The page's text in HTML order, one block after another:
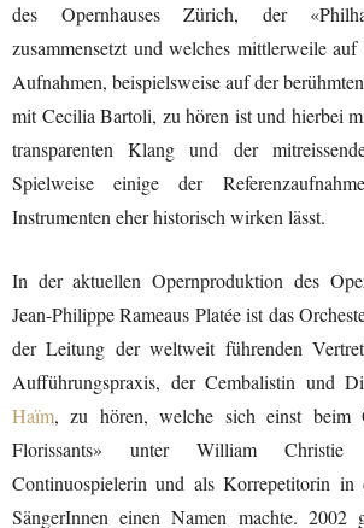
des Opernhauses Zürich, der «
zusammensetztund welches mittlerweile auf
Aufnahmen, beispielsweiseauf der
mitCecilia Bartoli, zu hören istund hierbei
transparenten Klang und der
Spielweiseeinige der
Instrumenten eherhistorisch wirken lässt.
In der aktuellen Opernproduktion des
Jean-Philippe Rameaus Platéeistdas
der Leitung der weltweit führenden
Aufführungspraxis, der Cembalistin und
Haïm,zu hören, welche sicheinst beim
Florissants» unter William Christie
Continuospielerinund alsKorrepetitorin in
SängerInnen einen Namen machte. 2002